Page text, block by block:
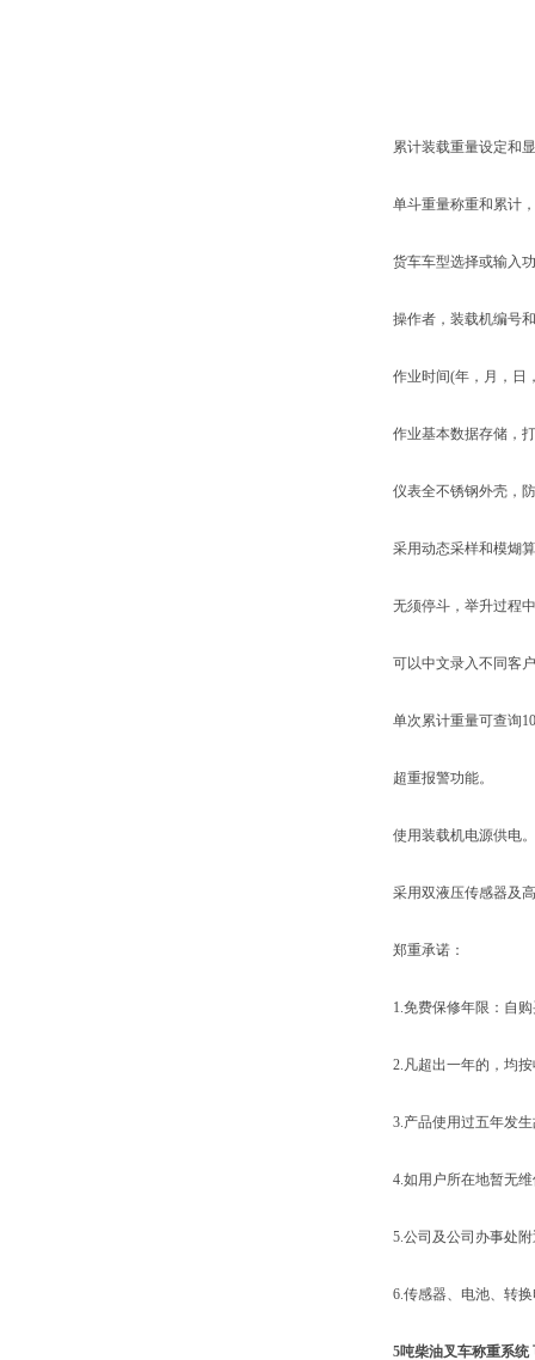
累计装载重量设定和显
单斗重量称重和累计，
货车车型选择或输入功
操作者，装载机编号和
作业时间(年，月，日
作业基本数据存储，打
仪表全不锈钢外壳，防
采用动态采样和模煳算
无须停斗，举升过程中
可以中文录入不同客户
单次累计重量可查询
超重报警功能。
使用装载机电源供电。
采用双液压传感器及高
郑重承诺：
1.免费保修年限：自购
2.凡超出一年的，均按
3.产品使用过五年发生
4.如用户所在地暂无维
5.公司及公司办事处附
6.传感器、电池、转换
5吨柴油叉车称重系统